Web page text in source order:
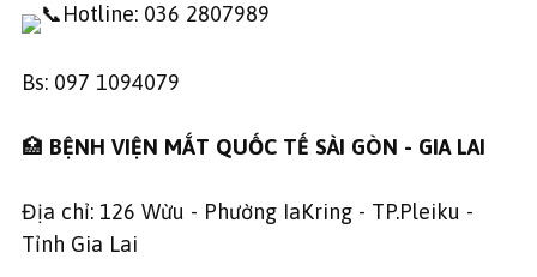
Hotline: 036 2807989
Bs: 097 1094079
🏥 BỆNH VIỆN MẮT QUỐC TẾ SÀI GÒN - GIA LAI
Địa chỉ: 126 Wừu - Phường IaKring - TP.Pleiku -
Tỉnh Gia Lai